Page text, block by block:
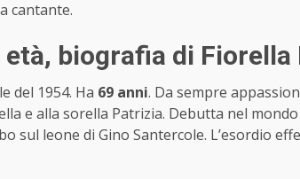
cantante.
età, biografia di
del 1954. Ha 69 anni. Da sempre
e alla sorella Patrizia. Debutta nel mondo
sul leone di Gino Santercole. L’esordio